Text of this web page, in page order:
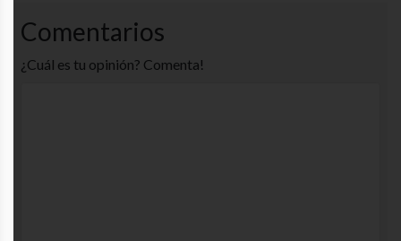
Comentarios
¿Cuál es tu opinión? Comenta!